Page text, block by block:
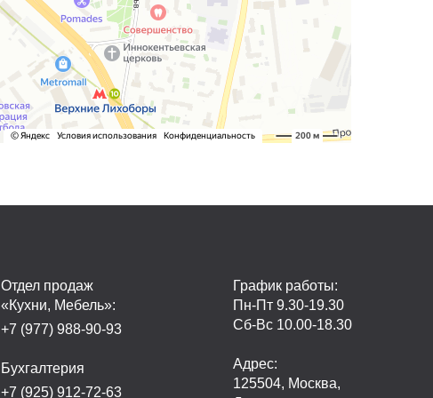
Отдел продаж
«Кухни, Мебель»:
+7 (977) 988-90-93
Бухгалтерия
+7 (925) 912-72-63
График работы:
Пн-Пт 9.30-19.30
Сб-Вс 10.00-18.30
Адрес:
125504, Москва,